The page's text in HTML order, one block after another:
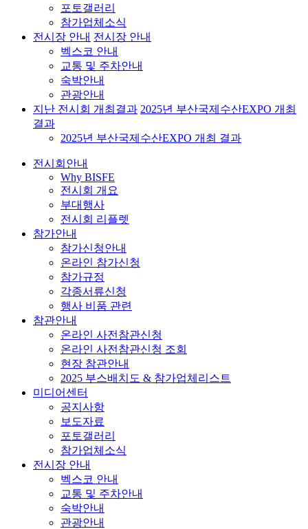
포토갤러리
참가업체소식
전시장 안내 전시장 안내
벡스코 안내
교통 및 주차안내
숙박안내
관광안내
지난 전시회 개최결과 2025년 부산국제수산EXPO 개최
결과
2025년 부산국제수산EXPO 개최 결과
전시회안내
Why BISFE
전시회 개요
부대행사
전시회 리플렛
참가안내
참가신청안내
온라인 참가신청
참가규정
각종서류신청
행사 비품 관련
참관안내
온라인 사전참관신청
온라인 사전참관신청 조회
현장 참관안내
2025 부스배치도 & 참가업체리스트
미디어센터
공지사항
보도자료
포토갤러리
참가업체소식
전시장 안내
벡스코 안내
교통 및 주차안내
숙박안내
관광안내